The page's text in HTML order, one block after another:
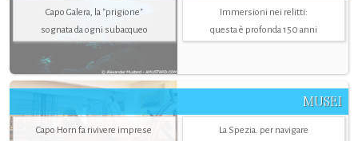
Capo Galera, la "prigione"
sognata da ogni subacqueo
Immersioni nei relitti:
questa è profonda 150 anni
MUSEI
Capo Horn fa rivivere imprese
La Spezia. per navigare